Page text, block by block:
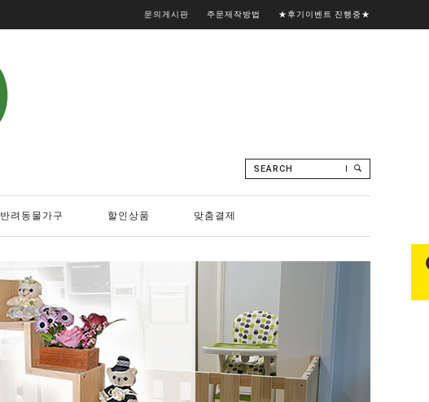
문의게시판 주문제작방법 ★후기이벤트 진행중★
SEARCH
반려동물가구 할인상품 맞춤결제